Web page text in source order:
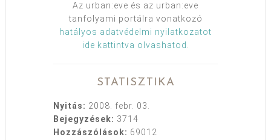
Az urban:eve és az urban:eve
tanfolyami portálra vonatkozó
hatályos adatvédelmi nyilatkozatot
ide kattintva olvashatod .
STATISZTIKA
Nyitás: 2008. febr. 03.
Bejegyzések: 3714
Hozzászólások: 69012